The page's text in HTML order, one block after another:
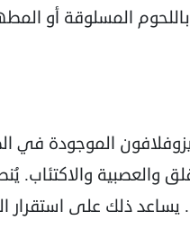
المسلوقة أو
الموجودة في
والعصبية والاكتئاب.
ذلك على استقرار